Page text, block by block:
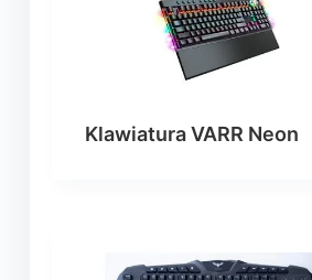
Klawiatura VARR Neon